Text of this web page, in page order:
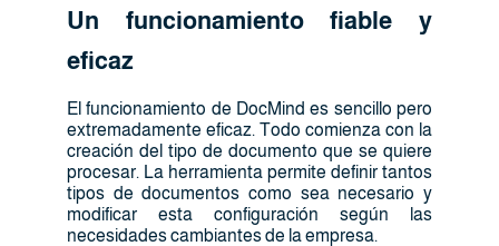
Un funcionamiento fiable y
eficaz
El funcionamiento de DocMind es sencillo pero
extremadamente eficaz. Todo comienza con la
creación del tipo de documento que se quiere
procesar. La herramienta permite definir tantos
tipos de documentos como sea necesario y
modificar esta configuración según las
necesidades cambiantes de la empresa.